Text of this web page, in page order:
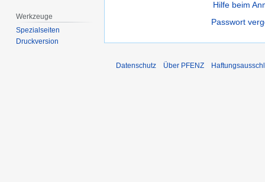
Hilfe beim
Passwort
Werkzeuge
Spezialseiten
Druckversion
Datenschutz Über PFENZ